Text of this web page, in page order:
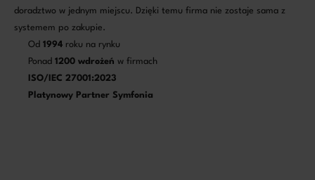
doradztwo w jednym miejscu. Dzięki temu firma nie zostaje sama z
systemem po zakupie.
Od 1994 roku na rynku
Ponad 1200 wdrożeń w firmach
ISO/IEC 27001:2023
Platynowy Partner Symfonia